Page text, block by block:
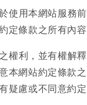
使用本網站服
條款之所有內容
權利，並有權
網站約定條
慮或不同意約